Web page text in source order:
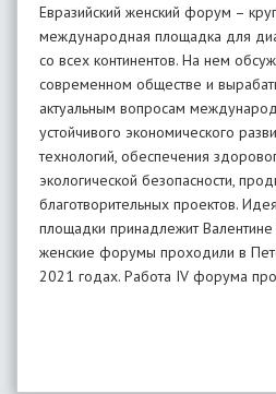
Евразийский женский форум –
международная площадка для
со всех континентов. На нем
современном обществе и
актуальным вопросам
устойчивого экономического
технологий, обеспечения
экологической безопасности,
благотворительных проектов.
площадки принадлежит Валентине
женские форумы проходили в
2021 годах. Работа IV форума